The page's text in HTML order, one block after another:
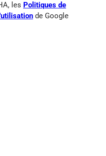
les Politiques de
de Google